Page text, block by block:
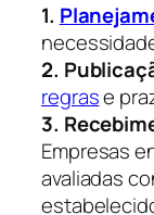
1.
2.
regrase
3.
Empresas
avaliadas